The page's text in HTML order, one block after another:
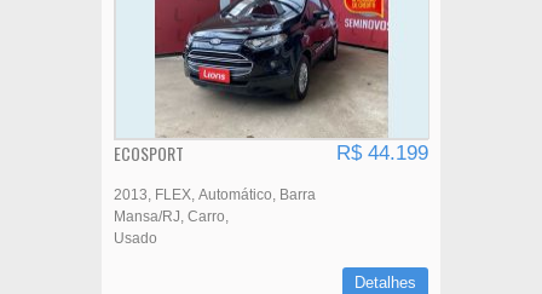
ECOSPORT R$ 44.199
2013 FLEX Automático
Barra
Mansa/RJ Carro
Usado
Detalhes